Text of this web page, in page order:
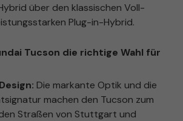
über den klassischen Voll-
Plug-in-Hybrid.
Tucson die richtige Wahl für
Die markante Optik und die
machen den Tucson zum
Straßen von Stuttgart und